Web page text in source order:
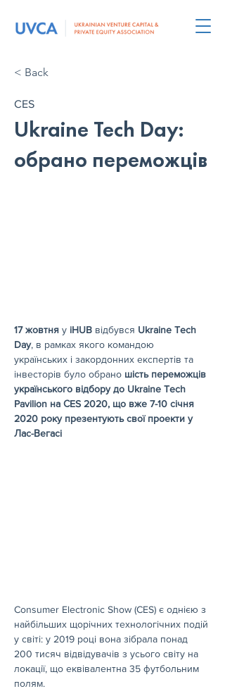
< Back
CES
Ukraine Tech Day:
обрано переможців
17 жовтня у iHUB відбувся Ukraine Tech
Day, в рамках якого командою
українських і закордонних експертів та
інвесторів було обрано шість переможців
українського відбору до Ukraine Tech
Pavilion на СES 2020, що вже 7-10 січня
2020 року презентують свої проекти у
Лас-Вегасі
Consumer Electronic Show (CES) є однією з
найбільших щорічних технологічних подій
у світі: у 2019 році вона зібрала понад
200 тисяч відвідувачів з усього світу на
локації, що еквівалентна 35 футбольним
полям.